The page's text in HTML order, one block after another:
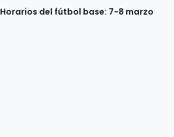
Horarios del fútbol base: 7-8 marzo